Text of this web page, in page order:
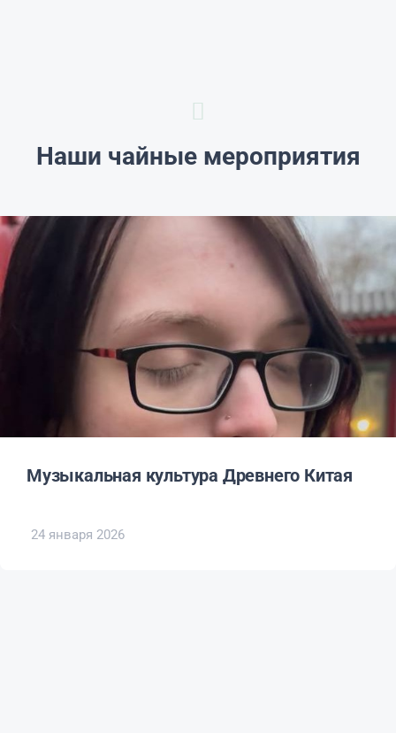
Наши чайные мероприятия
Музыкальная культура Древнего Китая
24 января 2026